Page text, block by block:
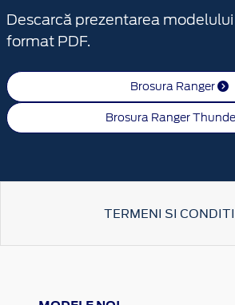
Descarcă prezentarea modelului
format PDF.
Brosura Ranger
Brosura Ranger
TERMENI SI